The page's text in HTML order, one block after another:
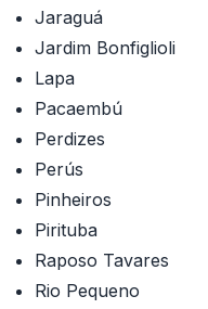
Jaraguá
Jardim Bonfiglioli
Lapa
Pacaembú
Perdizes
Perús
Pinheiros
Pirituba
Raposo Tavares
Rio Pequeno